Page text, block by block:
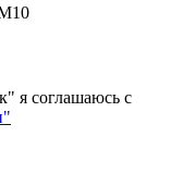
я соглашаюсь с